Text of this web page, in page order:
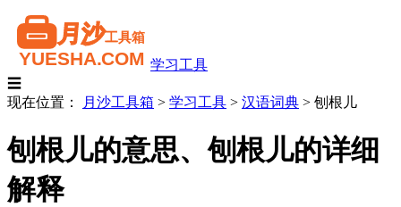
学习工具
☰
现在位置：
月沙工具箱 > 学习工具 > 汉语词典 > 刨根儿
刨根儿的意思、刨根儿的详细
解释